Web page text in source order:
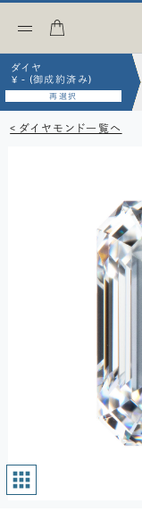
ダイヤ
¥ - (御成約済み)
再選択
< ダイヤモンド一覧へ